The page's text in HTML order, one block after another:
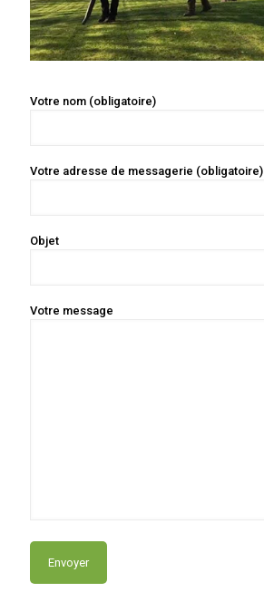
Votre nom (obligatoire)
Votre adresse de messagerie (obligatoire)
Objet
Votre message